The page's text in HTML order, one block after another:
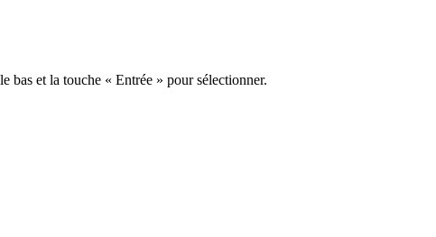
bas et la touche « Entrée » pour sélectionner.